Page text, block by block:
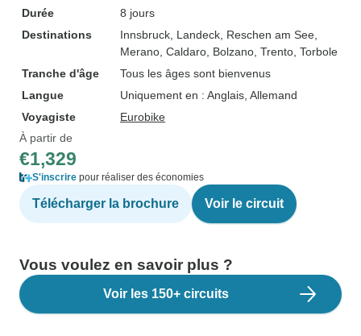
Durée
8 jours
Destinations
Innsbruck , Landeck , Reschen am See
Merano , Caldaro , Bolzano , Trento , Torbole
Tranche d'âge
Tous les âges sont bienvenus
Langue
Uniquement en : Anglais, Allemand
Voyagiste
Eurobike
À partir de
€1,329
S'inscrire pour réaliser des économies
Télécharger la brochure Voir le circuit
Vous voulez en savoir plus ?
Voir les 150+ circuits